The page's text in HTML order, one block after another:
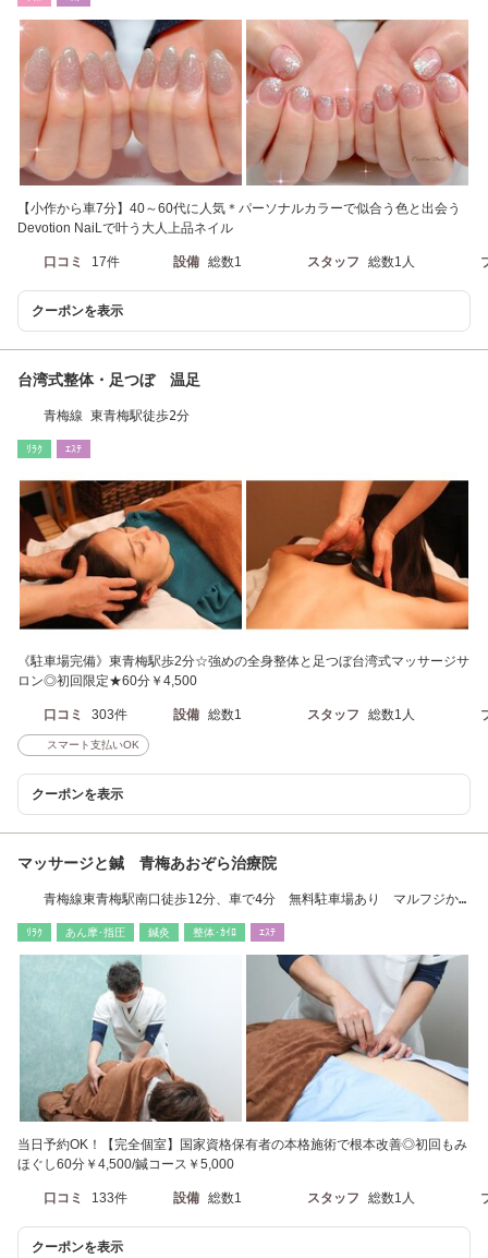
【小作から車7分】40～60代に人気＊パーソナルカラーで似合う色と出会う
Devotion NaiLで叶う大人上品ネイル
口コミ 17件 設備 総数1 スタッフ 総数1人
クーポンを表示
台湾式整体・足つぼ 温足
青梅線 東青梅駅徒歩2分
ﾘﾗｸ ｴｽﾃ
《駐車場完備》東青梅駅歩2分☆強めの全身整体と足つぼ台湾式マッサージサ
ロン◎初回限定★60分￥4,500
口コミ 303件 設備 総数1 スタッフ 総数1人
スマート支払いOK
クーポンを表示
マッサージと鍼 青梅あおぞら治療院
青梅線東青梅駅南口徒歩12分、車で4分 無料駐車場あり マルフジか
ﾘﾗｸ あん摩･指圧 鍼灸 整体･ｶｲﾛ ｴｽﾃ
当日予約OK！【完全個室】国家資格保有者の本格施術で根本改善◎初回もみ
ほぐし60分￥4,500/鍼コース￥5,000
口コミ 133件 設備 総数1 スタッフ 総数1人
クーポンを表示